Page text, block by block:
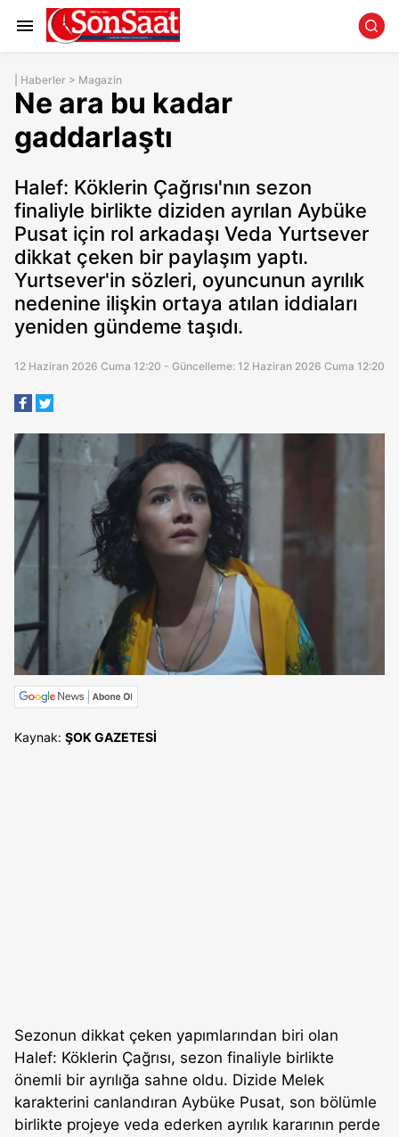
Haberler > Magazin
Ne ara bu kadar
gaddarlaştı
Halef: Köklerin Çağrısı'nın sezon
finaliyle birlikte diziden ayrılan Aybüke
Pusat için rol arkadaşı Veda Yurtsever
dikkat çeken bir paylaşım yaptı.
Yurtsever'in sözleri, oyuncunun ayrılık
nedenine ilişkin ortaya atılan iddiaları
yeniden gündeme taşıdı.
12 Haziran 2026 Cuma 12:20 - Güncelleme: 12 Haziran 2026 Cuma 12:20
Kaynak: ŞOK GAZETESİ
Sezonun dikkat çeken yapımlarından biri olan
Halef: Köklerin Çağrısı, sezon finaliyle birlikte
önemli bir ayrılığa sahne oldu. Dizide Melek
karakterini canlandıran Aybüke Pusat, son bölümle
birlikte projeye veda ederken ayrılık kararının perde